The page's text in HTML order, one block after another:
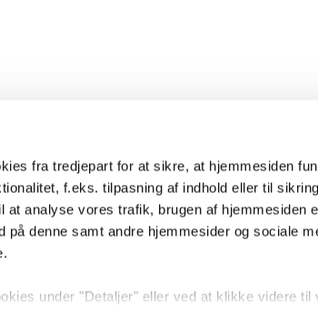
fra tredjepart for at sikre, at hjemmesiden
f.eks. tilpasning af indhold eller til
analyse vores trafik, brugen af hjemmesiden
denne samt andre hjemmesider og sociale
under "Detaljer" eller ved at klikke videre til